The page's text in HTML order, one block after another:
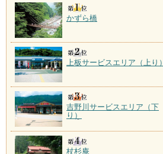
かずら橋
上板サービスエリア（上り）
吉野川サービスエリア（下
り）
杖杉庵